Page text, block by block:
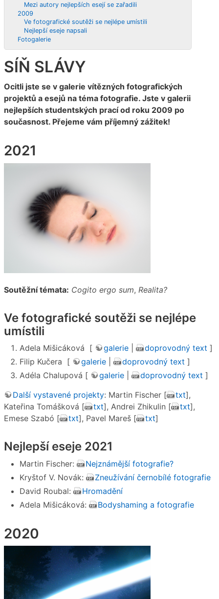
Mezi autory nejlepších esejí se zařadili
2009
Ve fotografické soutěži se nejlépe umístili
Nejlepší eseje napsali
Fotogalerie
SÍŇ SLÁVY
Ocitli jste se v galerie vítězných fotografických
projektů a esejů na téma fotografie. Jste v galerii
nejlepších studentských prací od roku 2009 po
současnost. Přejeme vám příjemný zážitek!
2021
Soutěžní témata: Cogito ergo sum, Realita?
Ve fotografické soutěži se nejlépe
umístili
Adela Mišicáková [ galerie doprovodný text ]
Filip Kučera [
galerie doprovodný text ]
Adéla Chalupová [
galerie doprovodný text ]
Další vystavené projekty: Martin Fischer [ txt],
Kateřina Tomášková [
txt], Andrei Zhikulin [ txt],
Emese Szabó [
txt], Pavel Mareš [ txt]
Nejlepší eseje 2021
Martin Fischer:
Nejznámější fotografie?
Kryštof V. Novák:
Zneužívání černobílé fotografie
David Roubal:
Hromadění
Adela Mišicáková:
Bodyshaming a fotografie
2020